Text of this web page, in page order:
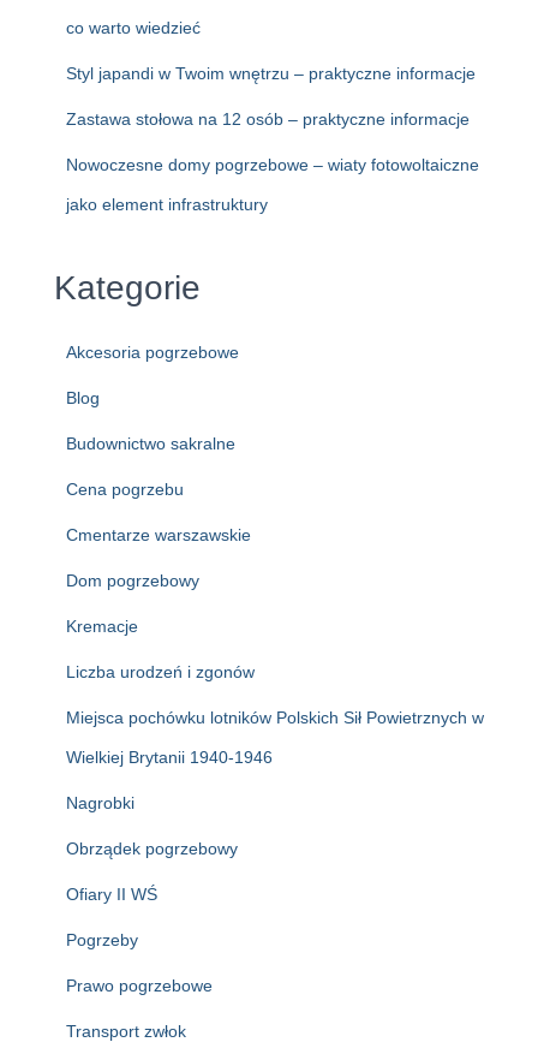
co warto wiedzieć
Styl japandi w Twoim wnętrzu – praktyczne informacje
Zastawa stołowa na 12 osób – praktyczne informacje
Nowoczesne domy pogrzebowe – wiaty fotowoltaiczne
jako element infrastruktury
Kategorie
Akcesoria pogrzebowe
Blog
Budownictwo sakralne
Cena pogrzebu
Cmentarze warszawskie
Dom pogrzebowy
Kremacje
Liczba urodzeń i zgonów
Miejsca pochówku lotników Polskich Sił Powietrznych w
Wielkiej Brytanii 1940-1946
Nagrobki
Obrządek pogrzebowy
Ofiary II WŚ
Pogrzeby
Prawo pogrzebowe
Transport zwłok